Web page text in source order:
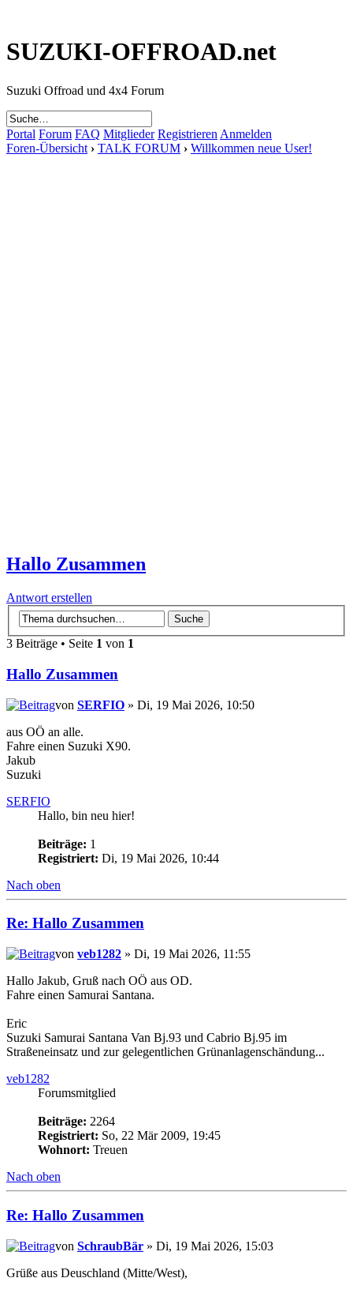
SUZUKI-OFFROAD.net
Suzuki Offroad und 4x4 Forum
Portal Forum FAQ Mitglieder Registrieren Anmelden
Foren-Übersicht › TALK FORUM › Willkommen neue User!
Hallo Zusammen
Antwort erstellen
3 Beiträge • Seite 1 von 1
Hallo Zusammen
von SERFIO » Di, 19 Mai 2026, 10:50
aus OÖ an alle.
Fahre einen Suzuki X90.
Jakub
Suzuki
SERFIO
Hallo, bin neu hier!
Beiträge: 1
Registriert: Di, 19 Mai 2026, 10:44
Nach oben
Re: Hallo Zusammen
von veb1282 » Di, 19 Mai 2026, 11:55
Hallo Jakub, Gruß nach OÖ aus OD.
Fahre einen Samurai Santana.
Eric
Suzuki Samurai Santana Van Bj.93 und Cabrio Bj.95 im
Straßeneinsatz und zur gelegentlichen Grünanlagenschändung...
veb1282
Forumsmitglied
Beiträge: 2264
Registriert: So, 22 Mär 2009, 19:45
Wohnort: Treuen
Nach oben
Re: Hallo Zusammen
von SchraubBär » Di, 19 Mai 2026, 15:03
Grüße aus Deuschland (Mitte/West),